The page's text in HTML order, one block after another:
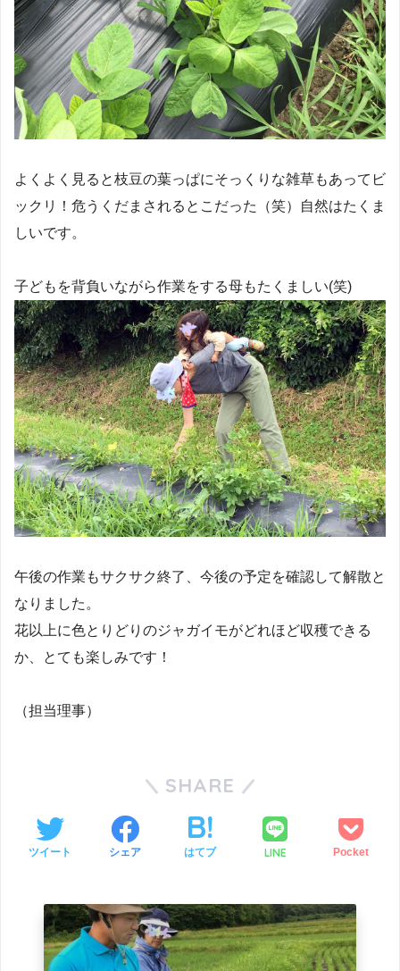
よくよく見ると枝豆の葉っぱにそっくりな雑草もあってビ
ックリ！危うくだまされるとこだった（笑）自然はたくま
しいです。
子どもを背負いながら作業をする母もたくましい(笑)
午後の作業もサクサク終了、今後の予定を確認して解散と
なりました。
花以上に色とりどりのジャガイモがどれほど収穫できる
か、とても楽しみです！
（担当理事）
SHARE
ツイート シェア はてブ LINE Pocket